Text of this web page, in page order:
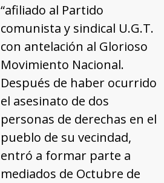
“afiliado al Partido
comunista y sindical U.G.T.
con antelación al Glorioso
Movimiento Nacional.
Después de haber ocurrido
el asesinato de dos
personas de derechas en el
pueblo de su vecindad,
entró a formar parte a
mediados de Octubre de